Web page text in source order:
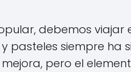
debemos viajar
pasteles siempre ha
pero el